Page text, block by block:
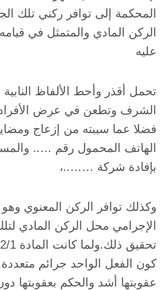
المحكمة إلى توافر ركني تلك
الركن المادي والمتمثل في
عليه
تحمل أقذر وأحط الألفاظ
الشرف وتطعن في عرض الأفراد
فضلا عما سببته من إزعاج
الهاتف المحمول رقم …..
بإفادة شركة ……..،
وكذلك توافر الركن المعنوي
الإجرامي محل الركن المادي
كون الفعل الواحد جرائم
عقوبتها أشد والحكم بعقوبتها